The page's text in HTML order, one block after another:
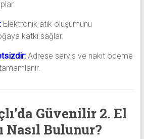
Elektronik atık oluşumunu
katkı sağlar.
Adrese servis ve nakit ödeme
Güvenilir 2. El
Nasıl Bulunur?